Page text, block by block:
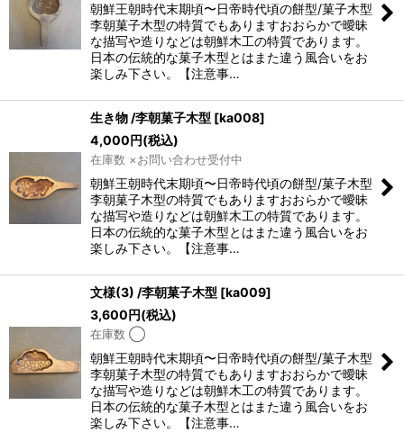
朝鮮王朝時代末期頃〜日帝時代頃の餅型/菓子木型
李朝菓子木型の特質でもありますおおらかで曖昧
な描写や造りなどは朝鮮木工の特質であります。
日本の伝統的な菓子木型とはまた違う風合いをお
楽しみ下さい。【注意事…
生き物 /李朝菓子木型 [ka008]
4,000円(税込)
在庫数 ×お問い合わせ受付中
朝鮮王朝時代末期頃〜日帝時代頃の餅型/菓子木型
李朝菓子木型の特質でもありますおおらかで曖昧
な描写や造りなどは朝鮮木工の特質であります。
日本の伝統的な菓子木型とはまた違う風合いをお
楽しみ下さい。【注意事…
文様(3) /李朝菓子木型 [ka009]
3,600円(税込)
在庫数 ◯
朝鮮王朝時代末期頃〜日帝時代頃の餅型/菓子木型
李朝菓子木型の特質でもありますおおらかで曖昧
な描写や造りなどは朝鮮木工の特質であります。
日本の伝統的な菓子木型とはまた違う風合いをお
楽しみ下さい。【注意事…